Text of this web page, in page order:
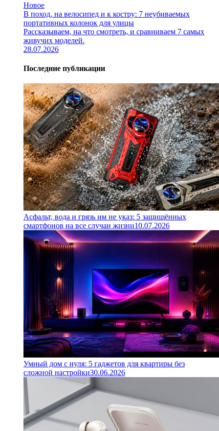
Новое
В поход, на велосипед и к костру: 7 неубиваемых
портативных колонок для улицы
Рассказываем, на что смотреть, и сравниваем 7 самых
живучих моделей.
28.07.2026
Последние публикации
Асфальт, вода и грязь им не указ: 5 защищённых
смартфонов на все случаи жизни10.07.2026
Умный дом с нуля: 5 гаджетов для квартиры без
сложной настройки30.06.2026